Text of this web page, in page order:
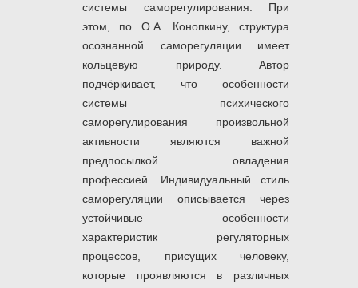
системы саморегулирования. При
этом, по О.А. Конопкину, структура
осознанной саморегуляции имеет
кольцевую природу. Автор
подчёркивает, что особенности
системы психического
саморегулирования произвольной
активности являются важной
предпосылкой овладения
профессией. Индивидуальный стиль
саморегуляции описывается через
устойчивые особенности
характеристик регуляторных
процессов, присущих человеку,
которые проявляются в различных